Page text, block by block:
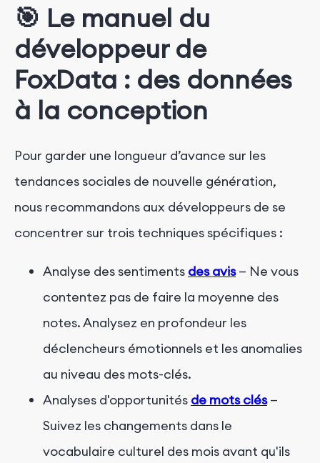
🎯 Le manuel du
développeur de
FoxData : des données
à la conception
Pour garder une longueur d’avance sur les
tendances sociales de nouvelle génération,
nous recommandons aux développeurs de se
concentrer sur trois techniques spécifiques :
Analyse des sentiments des avis— Ne vous
contentez pas de faire la moyenne des
notes. Analysez en profondeur les
déclencheurs émotionnels et les anomalies
au niveau des mots-clés.
Analyses d'opportunités de mots clés—
Suivez les changements dans le
vocabulaire culturel des mois avant qu'ils